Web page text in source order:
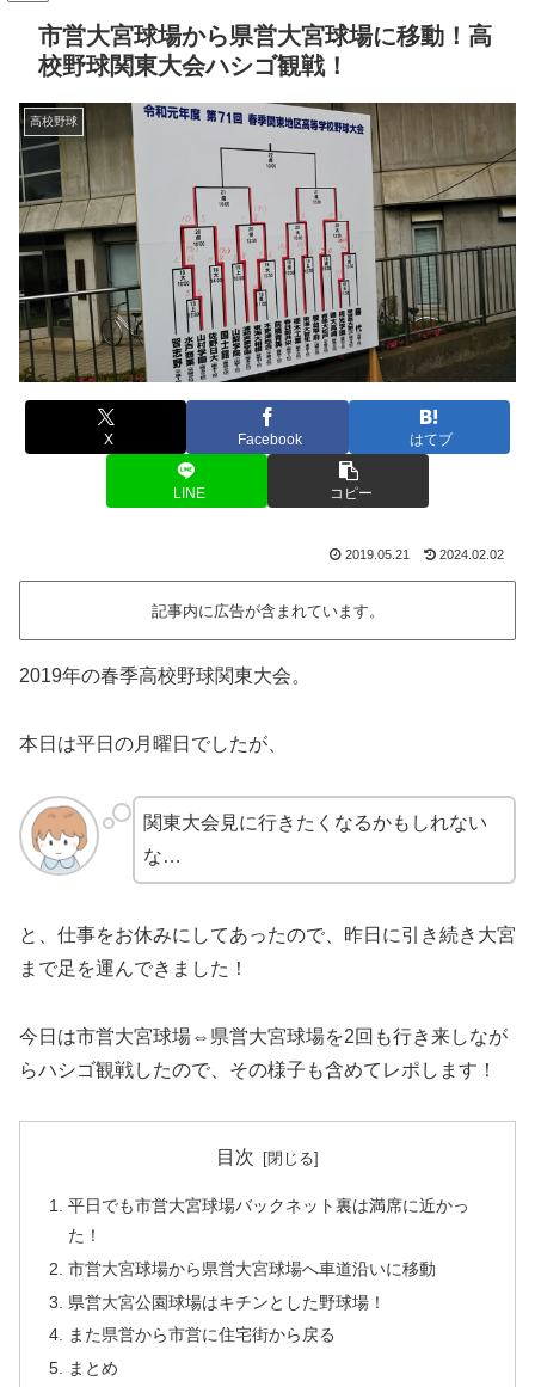
市営大宮球場から県営大宮球場に移動！高
校野球関東大会ハシゴ観戦！
高校野球
X Facebook はてブ
LINE コピー
2019.05.21 2024.02.02
記事内に広告が含まれています。
2019年の春季高校野球関東大会。
本日は平日の月曜日でしたが、
関東大会見に行きたくなるかもしれない
な…
と、仕事をお休みにしてあったので、昨日に引き続き大宮
まで足を運んできました！
今日は市営大宮球場⇔県営大宮球場を2回も行き来しなが
らハシゴ観戦したので、その様子も含めてレポします！
目次
平日でも市営大宮球場バックネット裏は満席に近かっ
た！
市営大宮球場から県営大宮球場へ車道沿いに移動
県営大宮公園球場はキチンとした野球場！
また県営から市営に住宅街から戻る
まとめ